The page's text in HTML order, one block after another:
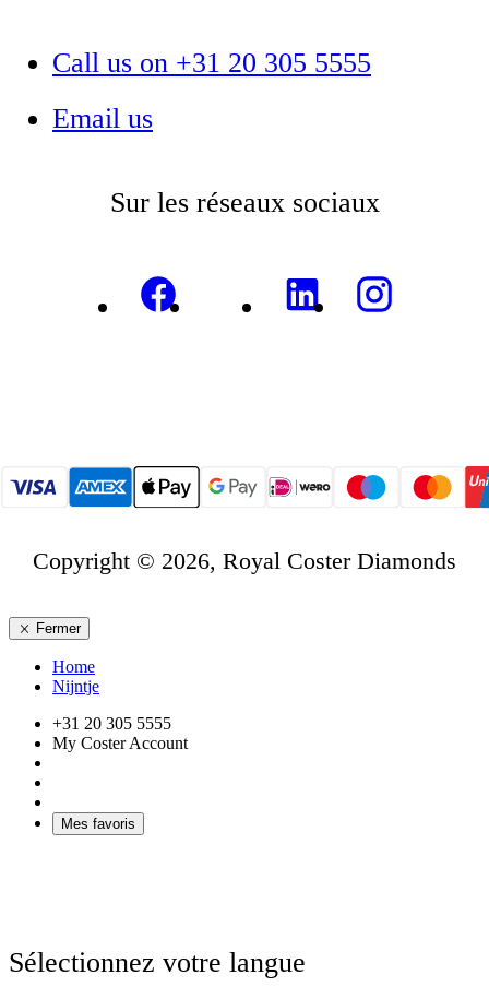
Call us on +31 20 305 5555
Email us
Sur les réseaux sociaux
Copyright © 2026, Royal Coster Diamonds
Fermer
Home
Nijntje
+31 20 305 5555
My Coster Account
Mes favoris
Sélectionnez votre langue